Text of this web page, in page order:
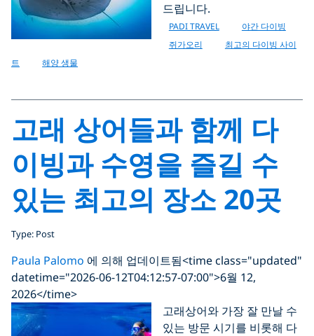
드립니다.
PADI TRAVEL
야간 다이빙
쥐가오리
최고의 다이빙 사이
트
해양 생물
고래 상어들과 함께 다
이빙과 수영을 즐길 수
있는 최고의 장소 20곳
Type: Post
Paula Palomo 에 의해 업데이트됨<time class="updated"
datetime="2026-06-12T04:12:57-07:00">6월 12,
2026</time>
고래상어와 가장 잘 만날 수
있는 방문 시기를 비롯해 다